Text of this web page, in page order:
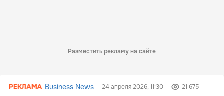
Разместить рекламу на сайте
Business News 24 апреля 2026, 11:30 21 675